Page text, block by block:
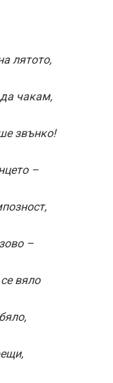
лятото,
чакам,
звънко!
–
–
вяло